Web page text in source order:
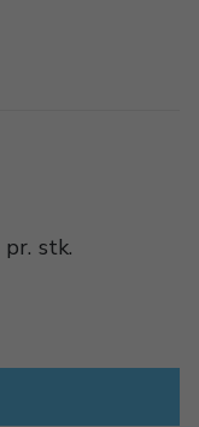
pr. stk.